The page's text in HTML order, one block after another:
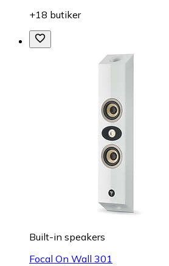
+18 butiker
Built-in speakers
Focal On Wall 301